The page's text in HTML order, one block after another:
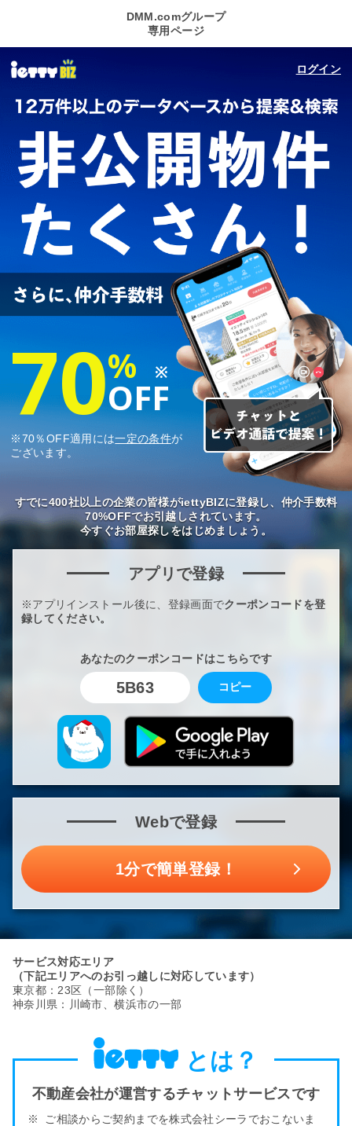
DMM.comグループ
専用ページ
ログイン
70%
OFF
※
※70％OFF適用には一定の条件が
ございます。
すでに400社以上の企業の皆様がiettyBIZに登録し、仲介手数料
70%OFFでお引越しされています。
今すぐお部屋探しをはじめましょう。
アプリで登録
※アプリインストール後に、登録画面でクーポンコードを登
録してください。
あなたのクーポンコードはこちらです
5B63 コピー
Webで登録
1分で簡単登録！
サービス対応エリア
（下記エリアへのお引っ越しに対応しています）
東京都：23区（一部除く）
神奈川県：川崎市、横浜市の一部
とは？
不動産会社が運営するチャットサービスです
ご相談からご契約までを株式会社シーラでおこないま